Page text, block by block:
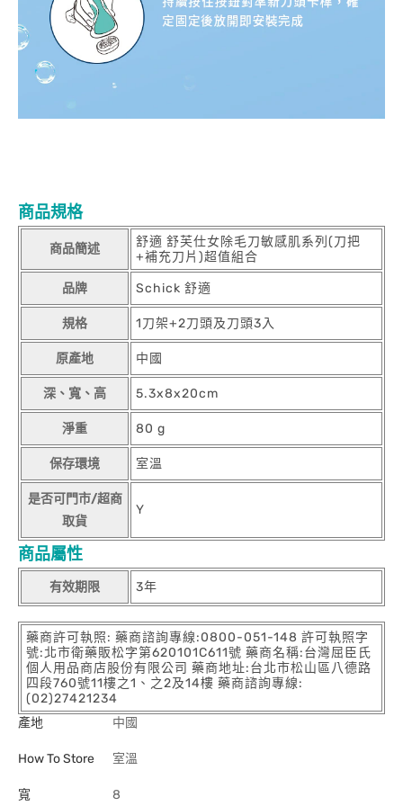
商品規格
商品簡述
舒適 舒芙仕女除毛刀敏感肌系列(刀把
+補充刀片)超值組合
品牌 Schick 舒適
規格 1刀架+2刀頭及刀頭3入
原產地 中國
深、寬、高 5.3x8x20cm
淨重 80 g
保存環境 室溫
是否可門市/超商
取貨
Y
商品屬性
有效期限 3年
藥商許可執照: 藥商諮詢專線:0800-051-148 許可執照字
號:北市衛藥販松字第620101C611號 藥商名稱:台灣屈臣氏
個人用品商店股份有限公司 藥商地址:台北市松山區八德路
四段760號11樓之1、之2及14樓 藥商諮詢專線:
(02)27421234
產地
中國
How To Store 室溫
寬 8